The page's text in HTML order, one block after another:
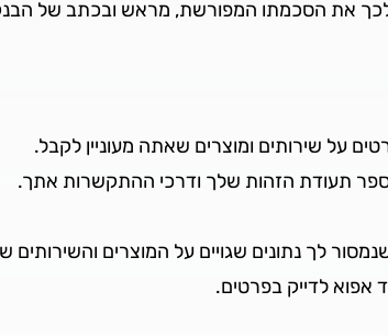
את הסכמתו המפורשת, מראש ובכתב של
על שירותים ומוצרים שאתה מעוניין לקבל.
תעודת הזהות שלך ודרכי ההתקשרות אתך.
לך נתונים שגויים על המוצרים והשירותים
לדייק בפרטים.